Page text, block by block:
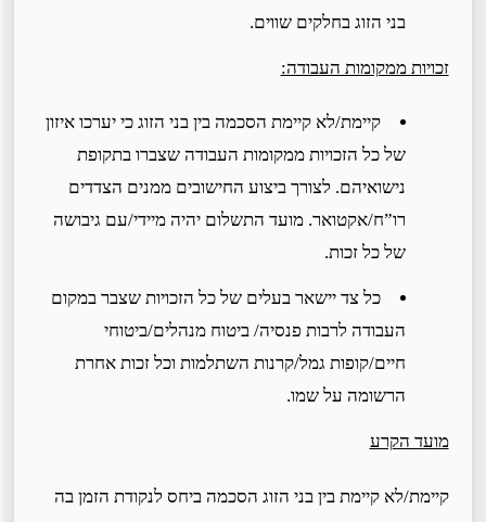
בני הזוג בחלקים שווים.
זכויות ממקומות העבודה:
קיימת/לא קיימת הסכמה בין בני הזוג כי יערכו איזון
של כל הזכויות ממקומות העבודה שצברו בתקופת
נישואיהם. לצורך ביצוע החישובים ממנים הצדדים
רו”ח/אקטואר. מועד התשלום יהיה מיידי/עם גיבושה
של כל זכות.
כל צד יישאר בעלים של כל הזכויות שצבר במקום
העבודה לרבות פנסיה/ ביטוח מנהלים/ביטוחי
חיים/קופות גמל/קרנות השתלמות וכל זכות אחרת
הרשומה על שמו.
מועד הקרע
קיימת/לא קיימת בין בני הזוג הסכמה ביחס לנקודת הזמן בה